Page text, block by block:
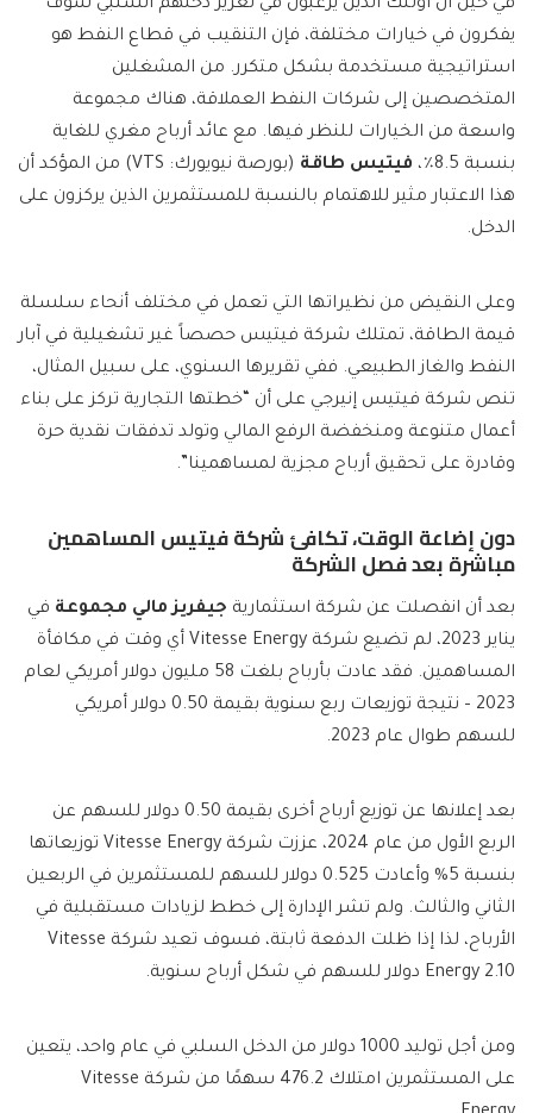
في حين أن أولئك الذين يرغبون في تعزيز دخلهم السلبي سوف
يفكرون في خيارات مختلفة، فإن التنقيب في قطاع النفط هو
استراتيجية مستخدمة بشكل متكرر. من المشغلين
المتخصصين إلى شركات النفط العملاقة، هناك مجموعة
واسعة من الخيارات للنظر فيها. مع عائد أرباح مغري للغاية
بنسبة 8.5٪،
فيتيس طاقة (بورصة نيويورك: VTS)
من المؤكد أن
هذا الاعتبار مثير للاهتمام بالنسبة للمستثمرين الذين يركزون على
الدخل.
وعلى النقيض من نظيراتها التي تعمل في مختلف أنحاء سلسلة
قيمة الطاقة، تمتلك شركة فيتيس حصصاً غير تشغيلية في آبار
النفط والغاز الطبيعي. ففي تقريرها السنوي، على سبيل المثال،
تنص شركة فيتيس إنيرجي على أن “خطتها التجارية تركز على بناء
أعمال متنوعة ومنخفضة الرفع المالي وتولد تدفقات نقدية حرة
وقادرة على تحقيق أرباح مجزية لمساهمينا”.
دون إضاعة الوقت، تكافئ شركة فيتيس المساهمين
مباشرة بعد فصل الشركة
بعد أن انفصلت عن شركة استثمارية جيفريز مالي مجموعة في
يناير 2023، لم تضيع شركة Vitesse Energy أي وقت في مكافأة
المساهمين. فقد عادت بأرباح بلغت 58 مليون دولار أمريكي لعام
2023 – نتيجة توزيعات ربع سنوية بقيمة 0.50 دولار أمريكي
للسهم طوال عام 2023.
بعد إعلانها عن توزيع أرباح أخرى بقيمة 0.50 دولار للسهم عن
الربع الأول من عام 2024، عززت شركة Vitesse Energy توزيعاتها
بنسبة 5% وأعادت 0.525 دولار للسهم للمستثمرين في الربعين
الثاني والثالث. ولم تشر الإدارة إلى خطط لزيادات مستقبلية في
الأرباح، لذا إذا ظلت الدفعة ثابتة، فسوف تعيد شركة Vitesse
Energy 2.10 دولار للسهم في شكل أرباح سنوية.
ومن أجل توليد 1000 دولار من الدخل السلبي في عام واحد، يتعين
على المستثمرين امتلاك 476.2 سهمًا من شركة Vitesse